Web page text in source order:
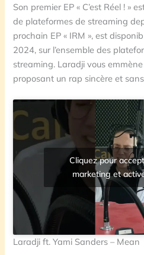
Son premier EP « C’est Réel ! »
de plateformes de streaming
prochain EP « IRM », est
2024, sur l’ensemble des
streaming. Laradji vous
proposant un rap sincère et
Cliquez pour
marketing et
Laradji ft. Yami Sanders – Mean